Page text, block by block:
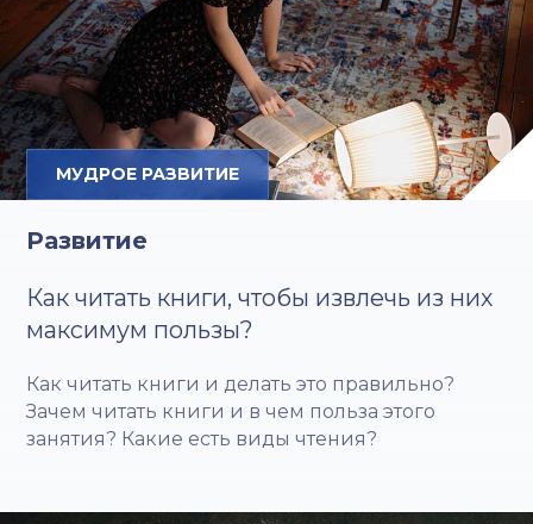
МУДРОЕ РАЗВИТИЕ
Развитие
Как читать книги, чтобы извлечь из них
максимум пользы?
Как читать книги и делать это правильно?
Зачем читать книги и в чем польза этого
занятия? Какие есть виды чтения?